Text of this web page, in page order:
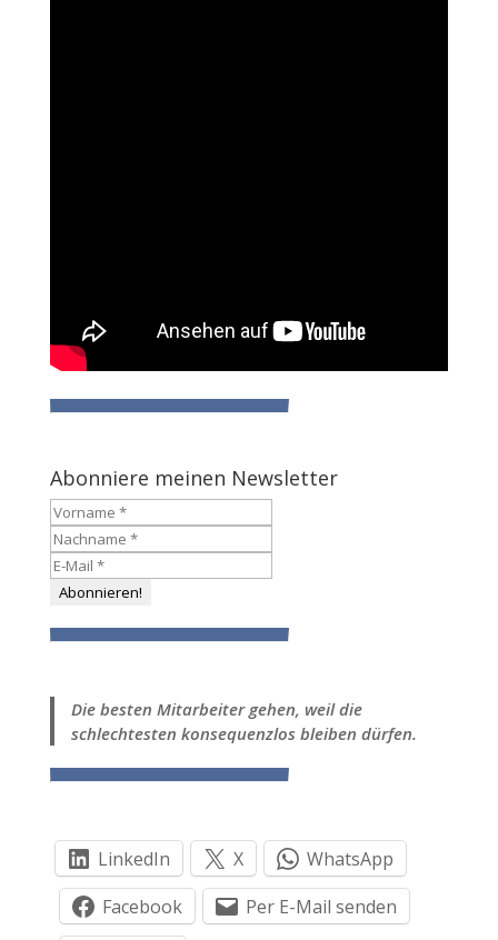
Abonniere meinen Newsletter
Die besten Mitarbeiter gehen, weil die
schlechtesten konsequenzlos bleiben dürfen.
LinkedIn X
WhatsApp
Facebook
Per E-Mail senden